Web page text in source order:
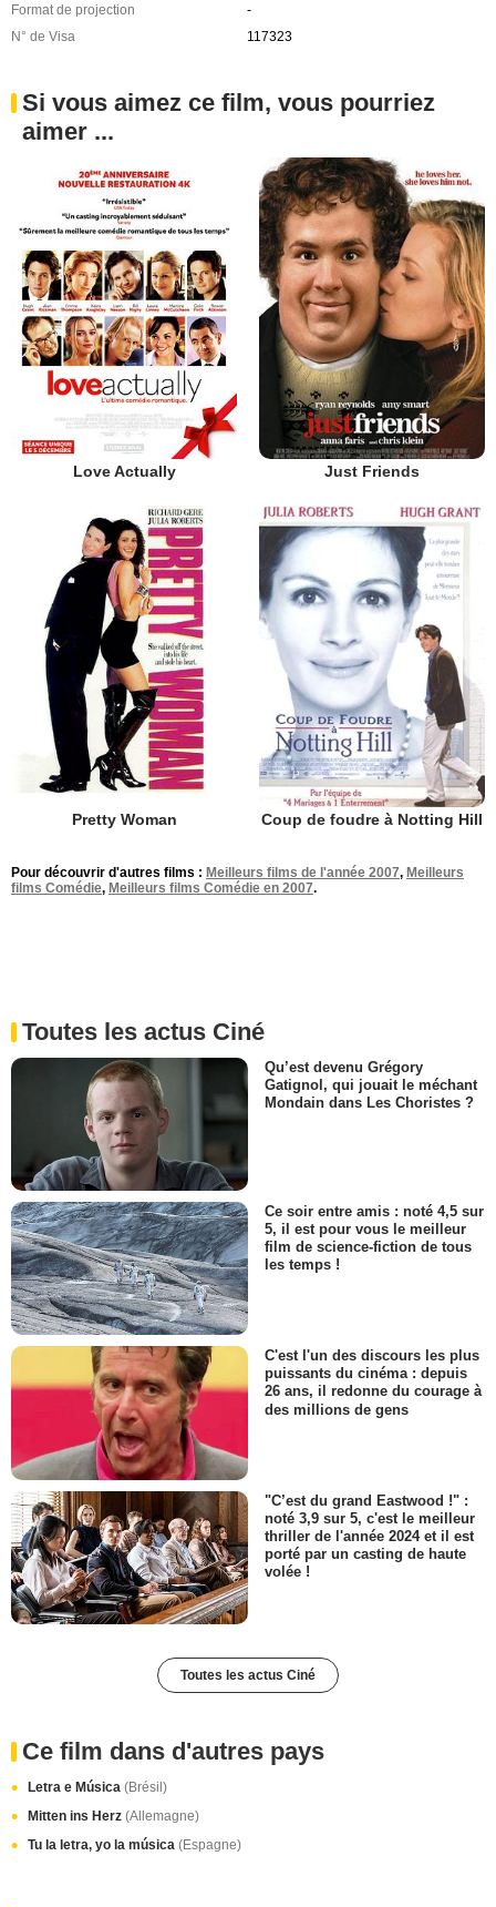
Format de projection
-
N° de Visa
117323
Si vous aimez ce film, vous pourriez
aimer ...
Love Actually Just Friends
Pretty Woman Coup de foudre à Notting Hill
Pour découvrir d'autres films : Meilleurs films de l'année 2007, Meilleurs
films Comédie, Meilleurs films Comédie en 2007.
Toutes les actus Ciné
Qu’est devenu Grégory
Gatignol, qui jouait le méchant
Mondain dans Les Choristes ?
Ce soir entre amis : noté 4,5 sur
5, il est pour vous le meilleur
film de science-fiction de tous
les temps !
C'est l'un des discours les plus
puissants du cinéma : depuis
26 ans, il redonne du courage à
des millions de gens
"C’est du grand Eastwood !" :
noté 3,9 sur 5, c'est le meilleur
thriller de l'année 2024 et il est
porté par un casting de haute
volée !
Toutes les actus Ciné
Ce film dans d'autres pays
Letra e Música (Brésil)
Mitten ins Herz (Allemagne)
Tu la letra, yo la música (Espagne)